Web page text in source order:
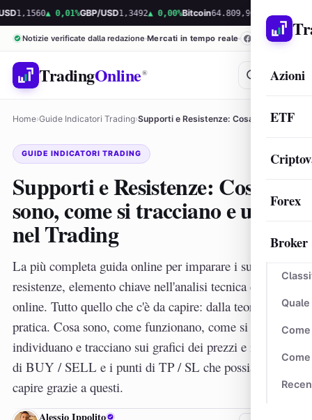
Azioni
ETF
Forex
Broker
▲ 0,01%GBP/USD1,3492▲ 0,00%Bitcoin64.809,96▼ -0,23% Ethereum
Notizie verificate dalla redazione Mercati in tempo reale
TradingOnline®
Home›Guide Indicatori Trading› Supporti e Resistenze: Cosa sono, come si tracciano…
GUIDE INDICATORI TRADING
Supporti e Resistenze: Cosa
sono, come si tracciano e usano
nel Trading
La più completa guida online per imparare i supporti e
resistenze, elemento chiave nell'analisi tecnica di trading
online. Tutto quello che c'è da capire: dalla teoria alla
pratica. Cosa sono, come funzionano, come si
individuano e tracciano sui grafici dei prezzi e i segnali
di BUY / SELL e i punti di TP / SL che possiamo
capire grazie a questi.
AI Alessio Ippolito